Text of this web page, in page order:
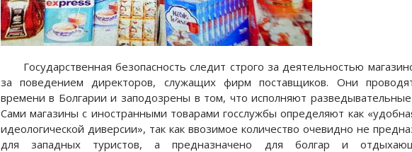
Государственная безопасность следит строго за деятельностью
за поведением директоров, служащих фирм поставщиков. Они
времени в Болгарии и заподозрены в том, что исполняют разведывательные
Сами магазины с иностранными товарами госслужбы определяют как
идеологической диверсии», так как ввозимое количество очевидно не
для западных туристов, а предназначено для болгар и